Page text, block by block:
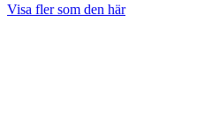
Visa fler som den här